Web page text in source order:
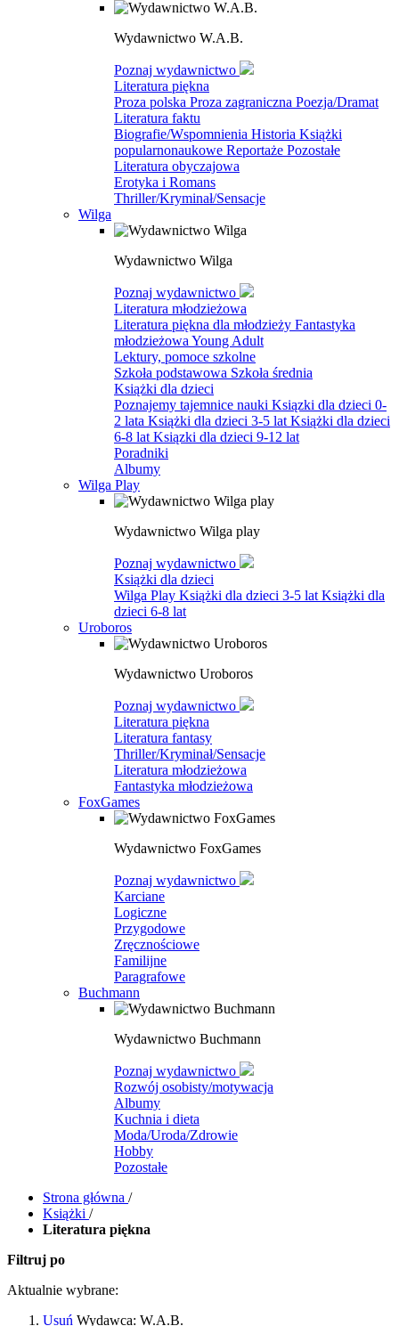
Wydawnictwo W.A.B.
Poznaj wydawnictwo
Literatura piękna
Proza polska Proza zagraniczna Poezja/Dramat
Literatura faktu
Biografie/Wspomnienia Historia Książki
popularnonaukowe Reportaże Pozostałe
Literatura obyczajowa
Erotyka i Romans
Thriller/Kryminał/Sensacje
Wilga
Wydawnictwo Wilga
Poznaj wydawnictwo
Literatura młodzieżowa
Literatura piękna dla młodzieży Fantastyka
młodzieżowa Young Adult
Lektury, pomoce szkolne
Szkoła podstawowa Szkoła średnia
Książki dla dzieci
Poznajemy tajemnice nauki Ksiązki dla dzieci 0-
2 lata Książki dla dzieci 3-5 lat Książki dla dzieci
6-8 lat Ksiązki dla dzieci 9-12 lat
Poradniki
Albumy
Wilga Play
Wydawnictwo Wilga play
Poznaj wydawnictwo
Książki dla dzieci
Wilga Play Książki dla dzieci 3-5 lat Książki dla
dzieci 6-8 lat
Uroboros
Wydawnictwo Uroboros
Poznaj wydawnictwo
Literatura piękna
Literatura fantasy
Thriller/Kryminał/Sensacje
Literatura młodzieżowa
Fantastyka młodzieżowa
FoxGames
Wydawnictwo FoxGames
Poznaj wydawnictwo
Karciane
Logiczne
Przygodowe
Zręcznościowe
Familijne
Paragrafowe
Buchmann
Wydawnictwo Buchmann
Poznaj wydawnictwo
Rozwój osobisty/motywacja
Albumy
Kuchnia i dieta
Moda/Uroda/Zdrowie
Hobby
Pozostałe
Strona główna /
Książki /
Literatura piękna
Filtruj po
Aktualnie wybrane:
Usuń Wydawca: W.A.B.